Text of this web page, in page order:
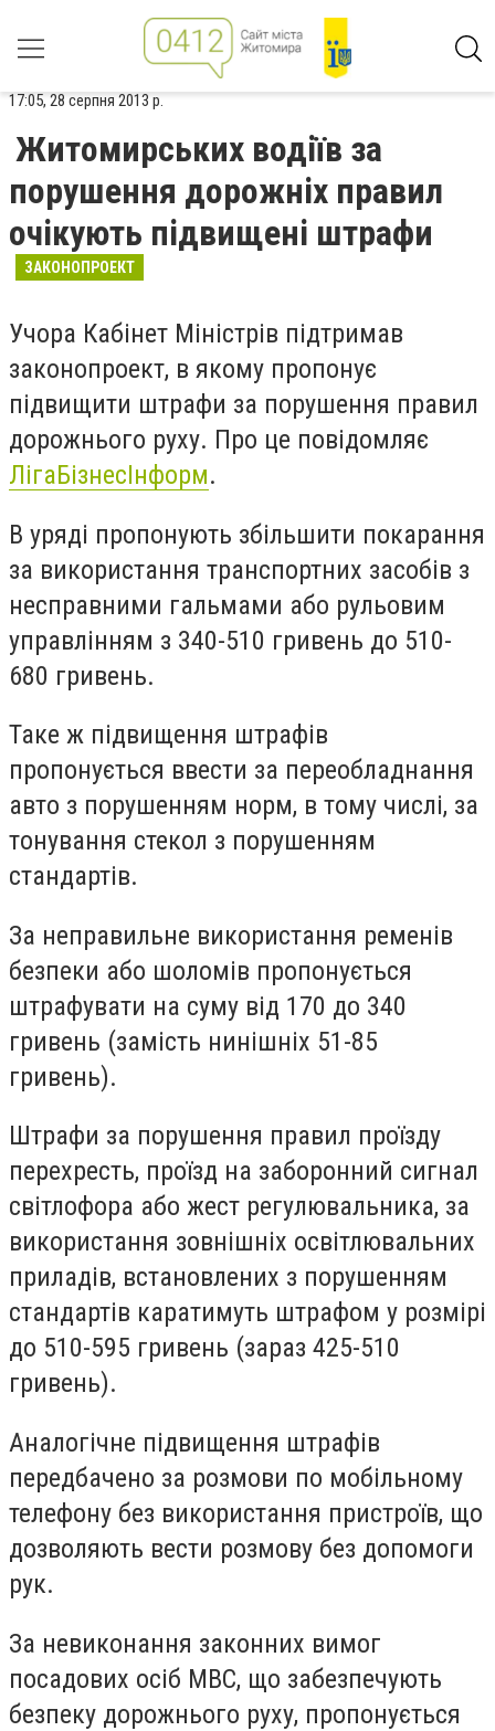
17:05, 28 серпня 2013 р.
Житомирських водіїв за
порушення дорожніх правил
очікують підвищені штрафи
ЗАКОНОПРОЕКТ
Учора Кабінет Міністрів підтримав
законопроект, в якому пропонує
підвищити штрафи за порушення правил
дорожнього руху. Про це повідомляє
ЛігаБізнесІнформ.
В уряді пропонують збільшити покарання
за використання транспортних засобів з
несправними гальмами або рульовим
управлінням з 340-510 гривень до 510-
680 гривень.
Таке ж підвищення штрафів
пропонується ввести за переобладнання
авто з порушенням норм, в тому числі, за
тонування стекол з порушенням
стандартів.
За неправильне використання ременів
безпеки або шоломів пропонується
штрафувати на суму від 170 до 340
гривень (замість нинішніх 51-85
гривень).
Штрафи за порушення правил проїзду
перехресть, проїзд на заборонний сигнал
світлофора або жест регулювальника, за
використання зовнішніх освітлювальних
приладів, встановлених з порушенням
стандартів каратимуть штрафом у розмірі
до 510-595 гривень (зараз 425-510
гривень).
Аналогічне підвищення штрафів
передбачено за розмови по мобільному
телефону без використання пристроїв, що
дозволяють вести розмову без допомоги
рук.
За невиконання законних вимог
посадових осіб МВС, що забезпечують
безпеку дорожнього руху, пропонується